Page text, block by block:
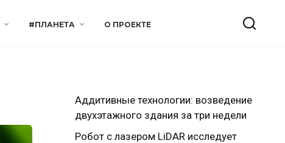
#ПЛАНЕТА О ПРОЕКТЕ
Аддитивные технологии: возведение
двухэтажного здания за три недели
Робот с лазером LiDAR исследует